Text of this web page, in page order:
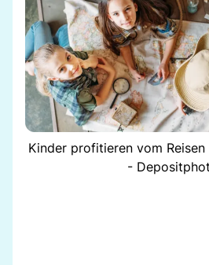
Kinder profitieren vom
-